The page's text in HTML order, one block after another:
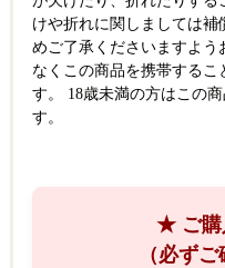
けや折れに関しましては
めご了承くださいますよう
なくこの商品を携帯するこ
す。 18歳未満の方はこの
す。
★ ご購
（必ず